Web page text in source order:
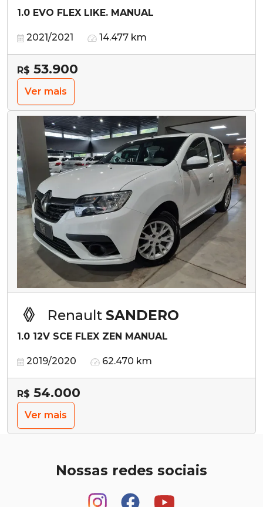
1.0 EVO FLEX LIKE. MANUAL
2021/2021 14.477 km
R$ 53.900
Ver mais
Renault SANDERO
1.0 12V SCE FLEX ZEN MANUAL
2019/2020 62.470 km
R$ 54.000
Ver mais
Nossas redes sociais